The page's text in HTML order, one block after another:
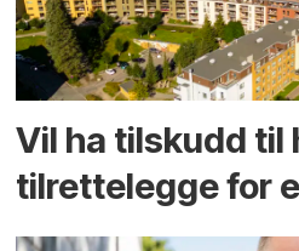
Vil ha tilskudd til
tilrettelegge for